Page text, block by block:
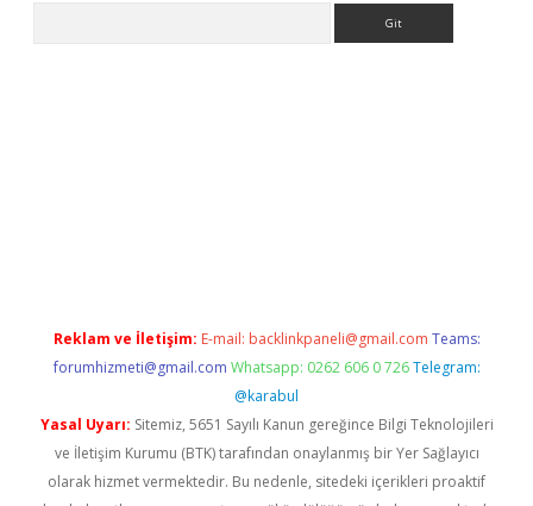
Reklam ve İletişim: E-mail: backlinkpaneli@gmail.com Teams:
forumhizmeti@gmail.com Whatsapp: 0262 606 0 726 Telegram:
@karabul
Yasal Uyarı: Sitemiz, 5651 Sayılı Kanun gereğince Bilgi Teknolojileri
ve İletişim Kurumu (BTK) tarafından onaylanmış bir Yer Sağlayıcı
olarak hizmet vermektedir. Bu nedenle, sitedeki içerikleri proaktif